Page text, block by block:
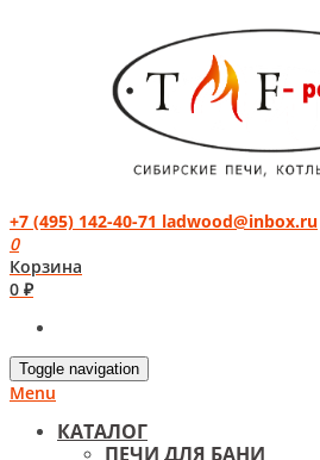
+7 (495) 142-40-71 ladwood@inbox.ru
0
Корзина
0 ₽
Toggle navigation
Menu
КАТАЛОГ
ПЕЧИ ДЛЯ БАНИ